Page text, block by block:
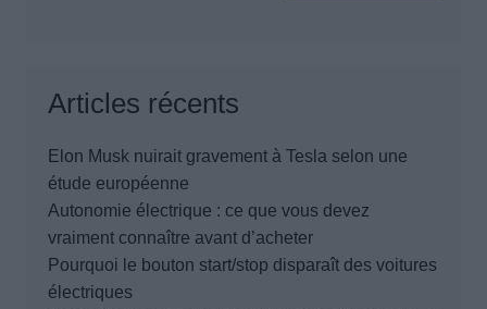
Articles récents
Elon Musk nuirait gravement à Tesla selon une
étude européenne
Autonomie électrique : ce que vous devez
vraiment connaître avant d’acheter
Pourquoi le bouton start/stop disparaît des voitures
électriques